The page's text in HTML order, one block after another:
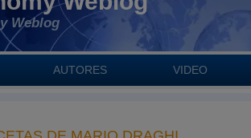
Weblog
AUTORES VIDEO